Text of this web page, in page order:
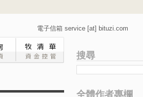
電子信箱 service [at] bituzi.com
搜尋
全體作者專欄